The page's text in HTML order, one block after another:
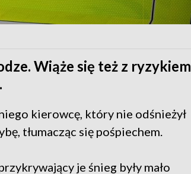
Wiąże się też z ryzykiem
kierowcę, który nie odśnieżył
tłumacząc się pośpiechem.
je śnieg były mało